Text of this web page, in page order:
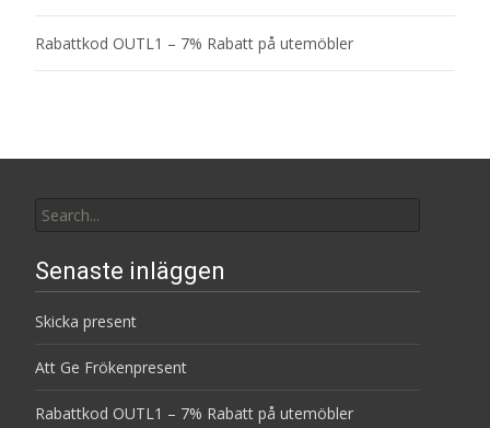
Rabattkod OUTL1 – 7% Rabatt på utemöbler
for:
Senaste inläggen
Skicka present
Att Ge Frökenpresent
Rabattkod OUTL1 – 7% Rabatt på utemöbler